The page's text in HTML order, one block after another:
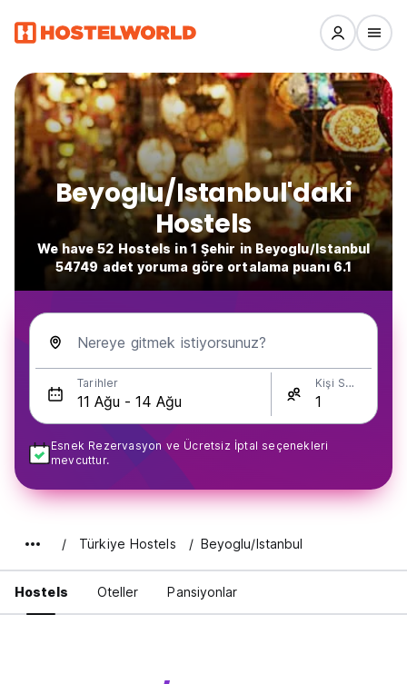
Beyoglu/Istanbul'daki
Hostels
We have 52 Hostels in 1 Şehir in Beyoglu/Istanbul
54749 adet yoruma göre ortalama puanı 6.1
Nereye gitmek istiyorsunuz?
Tarihler Kişi Sayısı
Esnek Rezervasyon ve Ücretsiz İptal seçenekleri
mevcuttur.
Türkiye Hostels Beyoglu/Istanbul
Hostels Oteller Pansiyonlar